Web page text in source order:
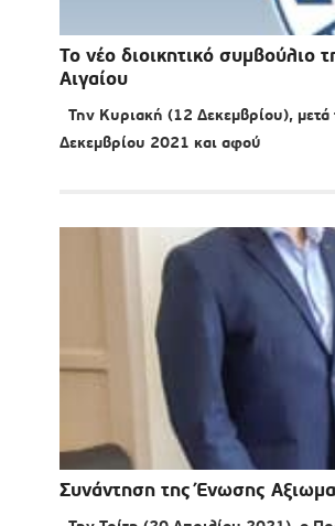
Το νέο διοικητικό συμβούλιο
Αιγαίου
Την Κυριακή (12 Δεκεμβρίου),
Δεκεμβρίου 2021 και αφού
Συνάντηση της Ένωσης